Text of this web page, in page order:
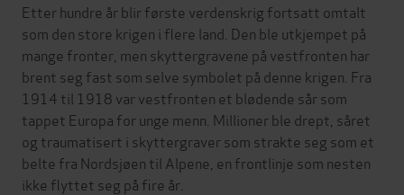
Etter hundre år blir første verdenskrig fortsatt omtalt
som den store krigen i flere land. Den ble utkjempet på
mange fronter, men skyttergravene på vestfronten har
brent seg fast som selve symbolet på denne krigen. Fra
1914 til 1918 var vestfronten et blødende sår som
tappet Europa for unge menn. Millioner ble drept, såret
og traumatisert i skyttergraver som strakte seg som et
belte fra Nordsjøen til Alpene, en frontlinje som nesten
ikke flyttet seg på fire år.